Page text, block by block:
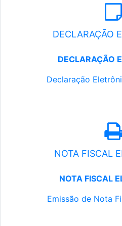
DECLARAÇÃO
DECLARAÇÃO
Declaração
NOTA FISCAL
NOTA FISCAL
Emissão de Nota